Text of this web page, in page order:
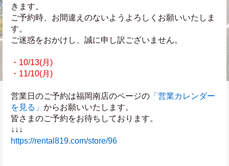
きます。
ご予約時、お間違えのないようよろしくお願いいたしま
す。
ご迷惑をおかけし、誠に申し訳ございません。
・10/13(月)
・11/10(月)
営業日のご予約は福岡南店のページの 「営業カレンダー
を見る」 からお願いいたします。
皆さまのご予約をお待ちしております。
↓↓↓
https://rental819.com/store/96